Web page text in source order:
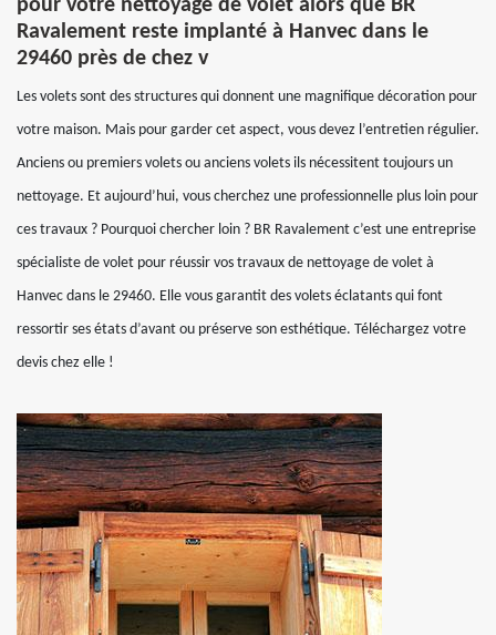
pour votre nettoyage de volet alors que BR
Ravalement reste implanté à Hanvec dans le
29460 près de chez v
Les volets sont des structures qui donnent une magnifique décoration pour
votre maison. Mais pour garder cet aspect, vous devez l’entretien régulier.
Anciens ou premiers volets ou anciens volets ils nécessitent toujours un
nettoyage. Et aujourd’hui, vous cherchez une professionnelle plus loin pour
ces travaux ? Pourquoi chercher loin ? BR Ravalement c’est une entreprise
spécialiste de volet pour réussir vos travaux de nettoyage de volet à
Hanvec dans le 29460. Elle vous garantit des volets éclatants qui font
ressortir ses états d’avant ou préserve son esthétique. Téléchargez votre
devis chez elle !